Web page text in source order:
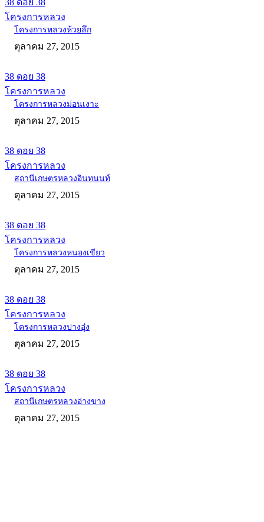
38 ดอย 38
โครงการหลวง
โครงการหลวงห้วยลึก
ตุลาคม 27, 2015
38 ดอย 38
โครงการหลวง
โครงการหลวงม่อนเงาะ
ตุลาคม 27, 2015
38 ดอย 38
โครงการหลวง
สถานีเกษตรหลวงอินทนนท์
ตุลาคม 27, 2015
38 ดอย 38
โครงการหลวง
โครงการหลวงหนองเขียว
ตุลาคม 27, 2015
38 ดอย 38
โครงการหลวง
โครงการหลวงปางอุ๋ง
ตุลาคม 27, 2015
38 ดอย 38
โครงการหลวง
สถานีเกษตรหลวงอ่างขาง
ตุลาคม 27, 2015